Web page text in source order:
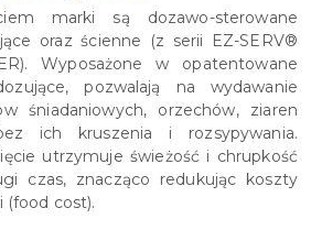
marki są dozawo-sterowane
oraz ścienne (z serii EZ-SERV®
Wyposażone w opatentowane
pozwalają na wydawanie
śniadaniowych, orzechów, ziaren
ich kruszenia i rozsypywania.
utrzymuje świeżość i chrupkość
czas, znacząco redukując koszty
(food cost).